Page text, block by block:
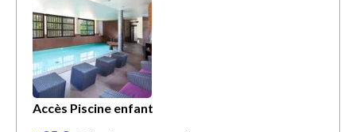
Accès Piscine enfant